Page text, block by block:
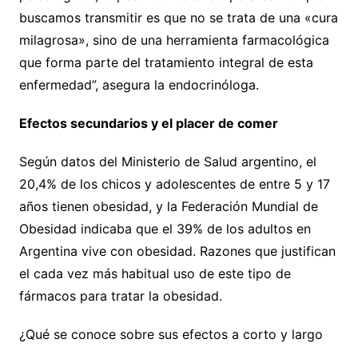
buscamos transmitir es que no se trata de una «cura
milagrosa», sino de una herramienta farmacológica
que forma parte del tratamiento integral de esta
enfermedad”, asegura la endocrinóloga.
Efectos secundarios y el placer de comer
Según datos del Ministerio de Salud argentino, el
20,4% de los chicos y adolescentes de entre 5 y 17
años tienen obesidad, y la Federación Mundial de
Obesidad indicaba que el 39% de los adultos en
Argentina vive con obesidad. Razones que justifican
el cada vez más habitual uso de este tipo de
fármacos para tratar la obesidad.
¿Qué se conoce sobre sus efectos a corto y largo